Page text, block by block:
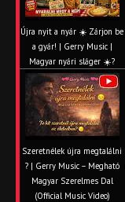
Újra nyit a nyár ☀️ Zárjon be
a gyár! | Gerry Music |
Magyar nyári sláger ☀️?
Szeretnélek újra megtalálni
? | Gerry Music – Megható
Magyar Szerelmes Dal
(Official Music Video)